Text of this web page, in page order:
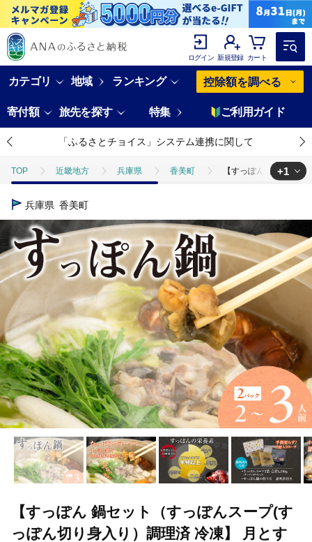
ログイン 新規登録 カート
カテゴリ 地域 ランキング 控除額を調べる
寄付額 旅先を探す 特集 ご利用ガイド
「ふるさとチョイス」システム連携に関して
TOP 近畿地方 兵庫県 香美町 【すっぽん 鍋セット
TOP
+1
兵庫県 香美町
【すっぽん 鍋セット（すっぽんスープ(す
っぽん切り身入り）調理済 冷凍】 月とす